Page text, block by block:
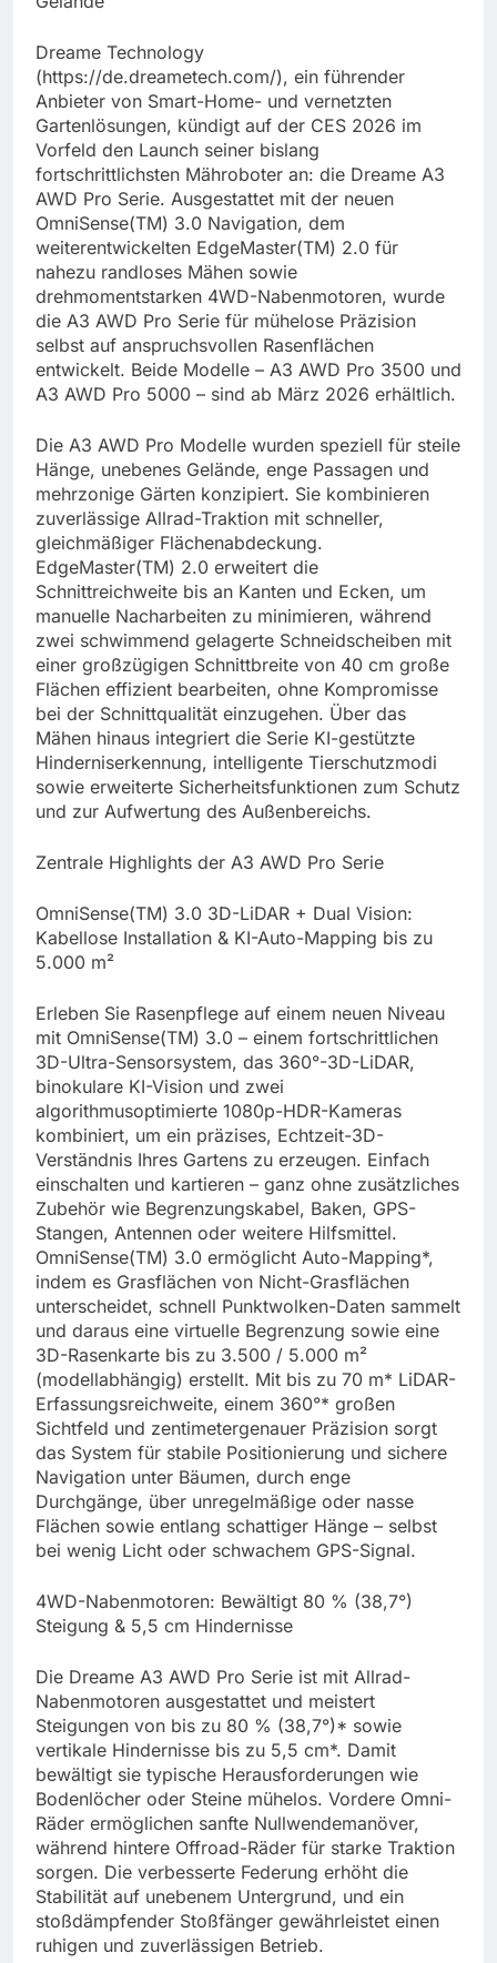
Dreame Technology
(https://de.dreametech.com/), ein führender
Anbieter von Smart-Home- und vernetzten
Gartenlösungen, kündigt auf der CES 2026 im
Vorfeld den Launch seiner bislang
fortschrittlichsten Mähroboter an: die Dreame A3
AWD Pro Serie. Ausgestattet mit der neuen
OmniSense(TM) 3.0 Navigation, dem
weiterentwickelten EdgeMaster(TM) 2.0 für
nahezu randloses Mähen sowie
drehmomentstarken 4WD-Nabenmotoren, wurde
die A3 AWD Pro Serie für mühelose Präzision
selbst auf anspruchsvollen Rasenflächen
entwickelt. Beide Modelle – A3 AWD Pro 3500 und
A3 AWD Pro 5000 – sind ab März 2026 erhältlich.
Die A3 AWD Pro Modelle wurden speziell für steile
Hänge, unebenes Gelände, enge Passagen und
mehrzonige Gärten konzipiert. Sie kombinieren
zuverlässige Allrad-Traktion mit schneller,
gleichmäßiger Flächenabdeckung.
EdgeMaster(TM) 2.0 erweitert die
Schnittreichweite bis an Kanten und Ecken, um
manuelle Nacharbeiten zu minimieren, während
zwei schwimmend gelagerte Schneidscheiben mit
einer großzügigen Schnittbreite von 40 cm große
Flächen effizient bearbeiten, ohne Kompromisse
bei der Schnittqualität einzugehen. Über das
Mähen hinaus integriert die Serie KI-gestützte
Hinderniserkennung, intelligente Tierschutzmodi
sowie erweiterte Sicherheitsfunktionen zum Schutz
und zur Aufwertung des Außenbereichs.
Zentrale Highlights der A3 AWD Pro Serie
OmniSense(TM) 3.0 3D-LiDAR + Dual Vision:
Kabellose Installation & KI-Auto-Mapping bis zu
5.000 m²
Erleben Sie Rasenpflege auf einem neuen Niveau
mit OmniSense(TM) 3.0 – einem fortschrittlichen
3D-Ultra-Sensorsystem, das 360°-3D-LiDAR,
binokulare KI-Vision und zwei
algorithmusoptimierte 1080p-HDR-Kameras
kombiniert, um ein präzises, Echtzeit-3D-
Verständnis Ihres Gartens zu erzeugen. Einfach
einschalten und kartieren – ganz ohne zusätzliches
Zubehör wie Begrenzungskabel, Baken, GPS-
Stangen, Antennen oder weitere Hilfsmittel.
OmniSense(TM) 3.0 ermöglicht Auto-Mapping*,
indem es Grasflächen von Nicht-Grasflächen
unterscheidet, schnell Punktwolken-Daten sammelt
und daraus eine virtuelle Begrenzung sowie eine
3D-Rasenkarte bis zu 3.500 / 5.000 m²
(modellabhängig) erstellt. Mit bis zu 70 m* LiDAR-
Erfassungsreichweite, einem 360°* großen
Sichtfeld und zentimetergenauer Präzision sorgt
das System für stabile Positionierung und sichere
Navigation unter Bäumen, durch enge
Durchgänge, über unregelmäßige oder nasse
Flächen sowie entlang schattiger Hänge – selbst
bei wenig Licht oder schwachem GPS-Signal.
4WD-Nabenmotoren: Bewältigt 80 % (38,7°)
Steigung & 5,5 cm Hindernisse
Die Dreame A3 AWD Pro Serie ist mit Allrad-
Nabenmotoren ausgestattet und meistert
Steigungen von bis zu 80 % (38,7°)* sowie
vertikale Hindernisse bis zu 5,5 cm*. Damit
bewältigt sie typische Herausforderungen wie
Bodenlöcher oder Steine mühelos. Vordere Omni-
Räder ermöglichen sanfte Nullwendemanöver,
während hintere Offroad-Räder für starke Traktion
sorgen. Die verbesserte Federung erhöht die
Stabilität auf unebenem Untergrund, und ein
stoßdämpfender Stoßfänger gewährleistet einen
ruhigen und zuverlässigen Betrieb.